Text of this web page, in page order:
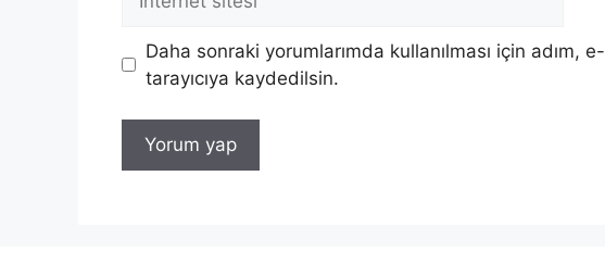
sitesi
Daha sonraki yorumlarımda kullanılması için
tarayıcıya kaydedilsin.